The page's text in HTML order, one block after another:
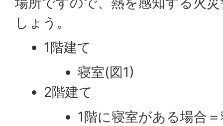
しょう。
1階建て
寝室(図1)
2階建て
1階に寝室がある場合